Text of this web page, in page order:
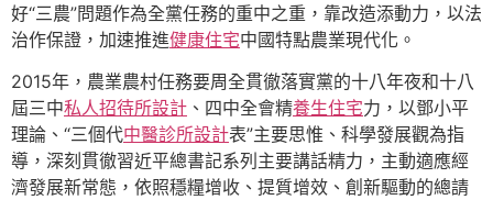
好“三農”問題作為全黨任務的重中之重，靠改造添動力，以法
治作保證，加速推進健康住宅中國特點農業現代化。
2015年，農業農村任務要周全貫徹落實黨的十八年夜和十八
屆三中私人招待所設計 、四中全會精養生住宅力，以鄧小平
理論、“三個代中醫診所設計表”主要思惟、科學發展觀為指
導，深刻貫徹習近平總書記系列主要講話精力，主動適應經
濟發展新常態，依照穩糧增收、提質增效、創新驅動的總請